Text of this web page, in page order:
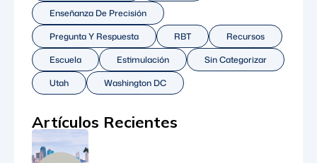
Enseñanza De Precisión
Pregunta Y Respuesta
RBT
Recursos
Escuela
Estimulación
Sin Categorizar
Utah
Washington DC
Artículos Recientes